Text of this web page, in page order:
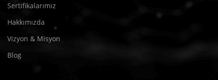
Sertifikalarımız
Hakkımızda
Vizyon & Misyon
Blog